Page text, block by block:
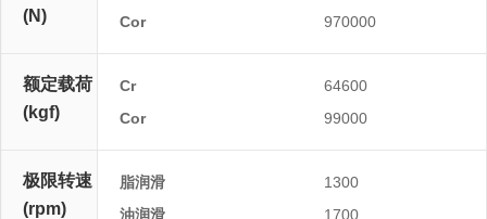
(N)
Cor
970000
额定载荷
(kgf)
Cr
64600
Cor
99000
极限转速
(rpm)
脂润滑
1300
油润滑
1700